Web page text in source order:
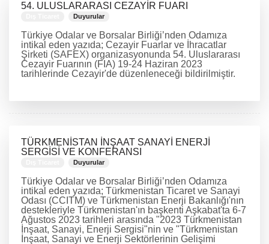
54. ULUSLARARASI CEZAYİR FUARI
Duyurular
Türkiye Odalar ve Borsalar Birliği’nden Odamıza
intikal eden yazıda; Cezayir Fuarlar ve İhracatlar
Şirketi (SAFEX) organizasyonunda 54. Uluslararası
Cezayir Fuarının (FIA) 19-24 Haziran 2023
tarihlerinde Cezayir'de düzenleneceği bildirilmiştir.
TÜRKMENİSTAN İNŞAAT SANAYİ ENERJİ
SERGİSİ VE KONFERANSI
Duyurular
Türkiye Odalar ve Borsalar Birliği’nden Odamıza
intikal eden yazıda; Türkmenistan Ticaret ve Sanayi
Odası (CCITM) ve Türkmenistan Enerji Bakanlığı'nın
destekleriyle Türkmenistan'ın başkenti Aşkabat'ta 6-7
Ağustos 2023 tarihleri arasında "2023 Türkmenistan
İnşaat, Sanayi, Enerji Sergisi"nin ve "Türkmenistan
İnşaat, Sanayi ve Enerji Sektörlerinin Gelişimi